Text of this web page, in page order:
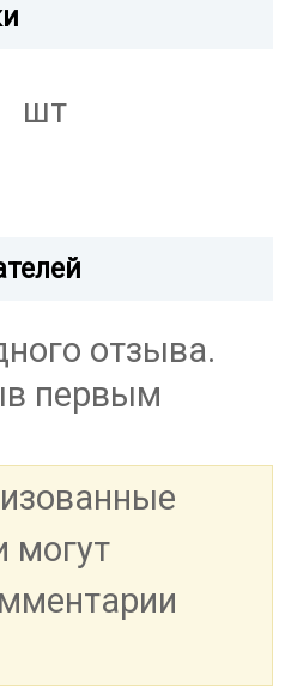
шт
отзыва.
первым
могут